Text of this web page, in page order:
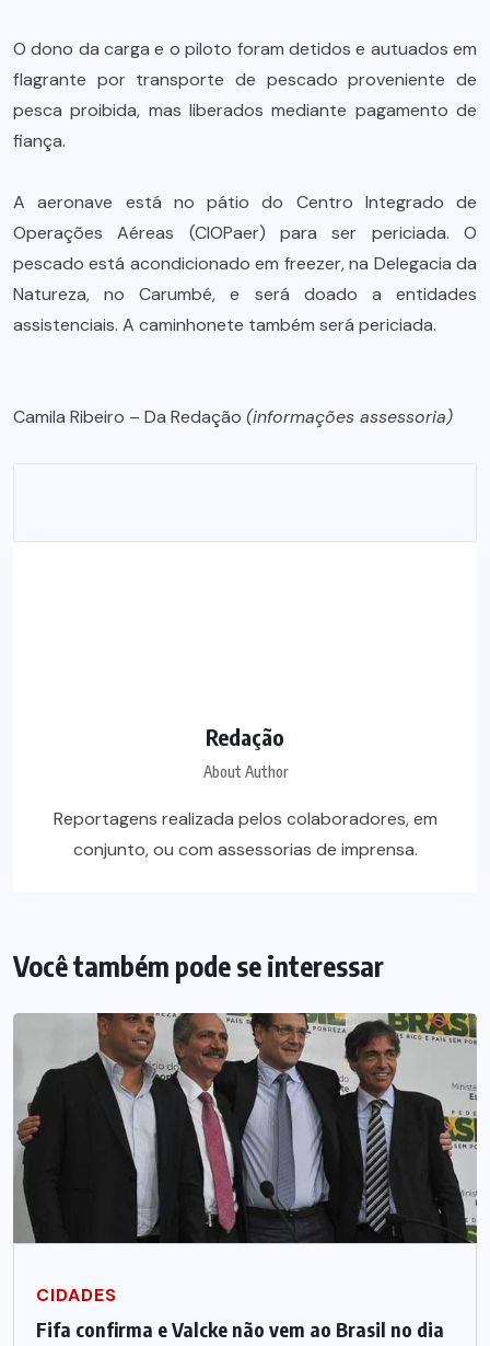
O dono da carga e o piloto foram detidos e autuados em
flagrante por transporte de pescado proveniente de
pesca proibida, mas liberados mediante pagamento de
fiança.
A aeronave está no pátio do Centro Integrado de
Operações Aéreas (CIOPaer) para ser periciada. O
pescado está acondicionado em freezer, na Delegacia da
Natureza, no Carumbé, e será doado a entidades
assistenciais. A caminhonete também será periciada.
Camila Ribeiro – Da Redação (informações assessoria)
Redação
About Author
Reportagens realizada pelos colaboradores, em
conjunto, ou com assessorias de imprensa.
Você também pode se interessar
CIDADES
Fifa confirma e Valcke não vem ao Brasil no dia